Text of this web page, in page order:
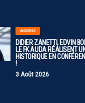
ANCIENS
DIDIER ZANETTI, EDVIN
LE FK AUDA RÉALISENT
HISTORIQUE EN
!
3 Août 2026
où pendant 3